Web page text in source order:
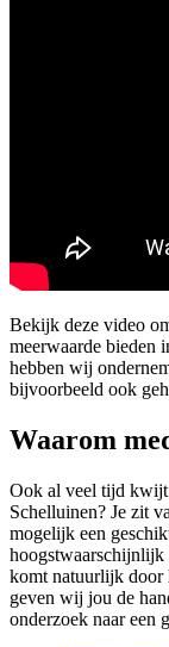
Bekijk deze video
meerwaarde bieden
hebben wij
bijvoorbeeld ook
Waarom
Ook al veel tijd kwijt
Schelluinen? Je zit
mogelijk een
hoogstwaarschijnlijk
komt natuurlijk door
geven wij jou de
onderzoek naar een